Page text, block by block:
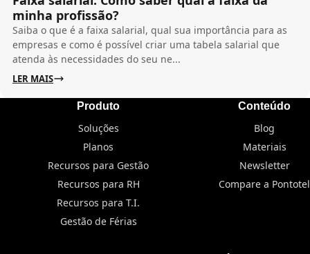
minha profissão?
Saiba o que é a faixa salarial, qual sua importância para as
empresas e como é possível criar uma tabela salarial que
atenda às necessidades do seu ne...
LER MAIS
Produto
Soluções
Planos
Recursos para Gestão
Recursos para RH
Recursos para T.I.
Gestão de Férias
Conteúdo
Blog
Materiais
Newsletter
Compare a Pontotel